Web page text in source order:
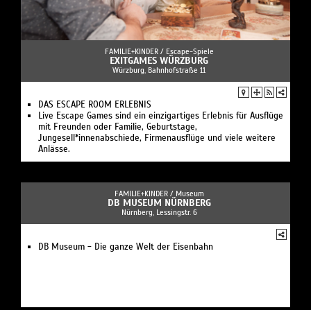
FAMILIE+KINDER / Escape-Spiele
EXITGAMES WÜRZBURG
Würzburg, Bahnhofstraße 11
DAS ESCAPE ROOM ERLEBNIS
Live Escape Games sind ein einzigartiges Erlebnis für Ausflüge
mit Freunden oder Familie, Geburtstage,
Jungesell*innenabschiede, Firmenausflüge und viele weitere
Anlässe.
FAMILIE+KINDER / Museum
DB MUSEUM NÜRNBERG
Nürnberg, Lessingstr. 6
DB Museum - Die ganze Welt der Eisenbahn